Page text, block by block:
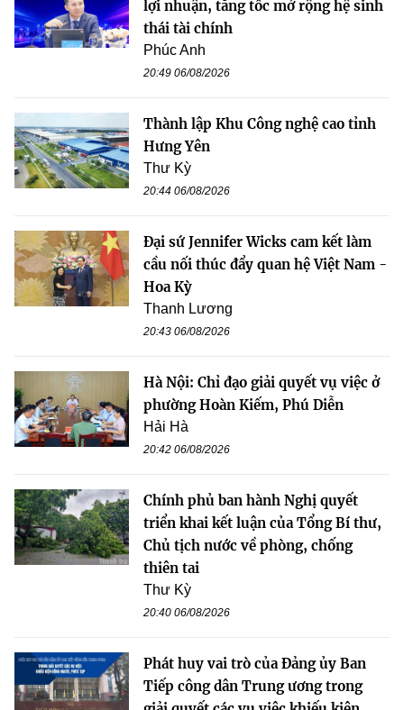
lợi nhuận, tăng tốc mở rộng hệ sinh
thái tài chính
Phúc Anh
20:49 06/08/2026
Thành lập Khu Công nghệ cao tỉnh
Hưng Yên
Thư Kỳ
20:44 06/08/2026
Đại sứ Jennifer Wicks cam kết làm
cầu nối thúc đẩy quan hệ Việt Nam -
Hoa Kỳ
Thanh Lương
20:43 06/08/2026
Hà Nội: Chỉ đạo giải quyết vụ việc ở
phường Hoàn Kiếm, Phú Diễn
Hải Hà
20:42 06/08/2026
Chính phủ ban hành Nghị quyết
triển khai kết luận của Tổng Bí thư,
Chủ tịch nước về phòng, chống
thiên tai
Thư Kỳ
20:40 06/08/2026
Phát huy vai trò của Đảng ủy Ban
Tiếp công dân Trung ương trong